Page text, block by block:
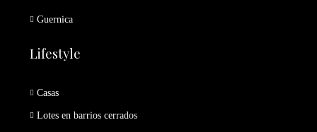
Guernica
Lifestyle
Casas
Lotes en barrios cerrados